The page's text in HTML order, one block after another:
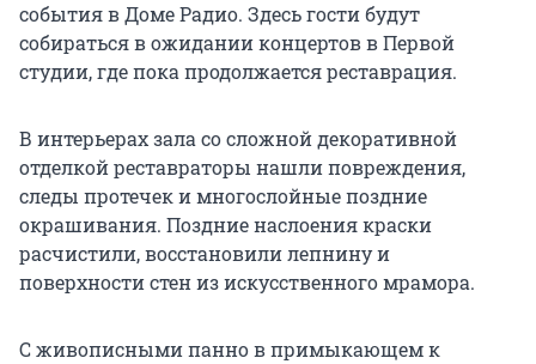
события в Доме Радио. Здесь гости будут
собираться в ожидании концертов в Первой
студии, где пока продолжается реставрация.
В интерьерах зала со сложной декоративной
отделкой реставраторы нашли повреждения,
следы протечек и многослойные поздние
окрашивания. Поздние наслоения краски
расчистили, восстановили лепнину и
поверхности стен из искусственного мрамора.
С живописными панно в примыкающем к